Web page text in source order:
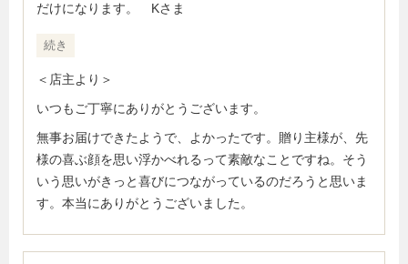
だけになります。 Kさま
続き
＜店主より＞
いつもご丁寧にありがとうございます。
無事お届けできたようで、よかったです。贈り主様が、先
様の喜ぶ顔を思い浮かべれるって素敵なことですね。そう
いう思いがきっと喜びにつながっているのだろうと思いま
す。本当にありがとうございました。